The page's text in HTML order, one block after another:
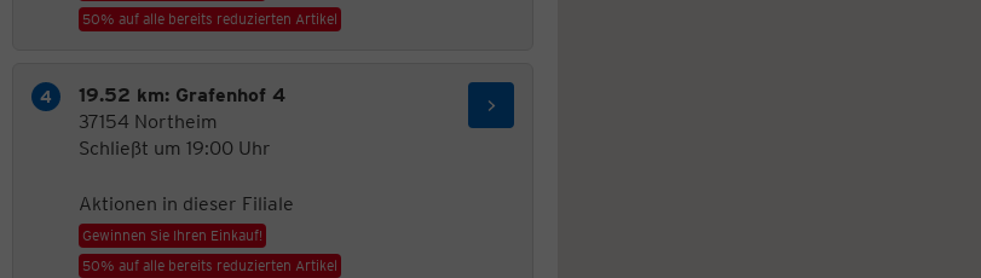
50% auf alle bereits reduzierten Artikel
19.52 km: Grafenhof 4
37154 Northeim
Schließt um 19:00 Uhr
Aktionen in dieser Filiale
Gewinnen Sie Ihren Einkauf!
50% auf alle bereits reduzierten Artikel